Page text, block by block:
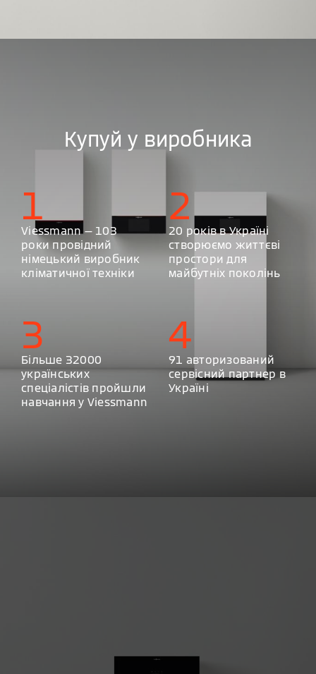
Купуй у виробника
1
Viessmann — 103
роки провідний
німецький виробник
кліматичної техніки
2
20 років в Україні
створюємо життєві
простори для
майбутніх поколінь
3
Більше 32000
українських
спеціалістів пройшли
навчання у Viessmann
4
91 авторизований
сервісний партнер в
Україні